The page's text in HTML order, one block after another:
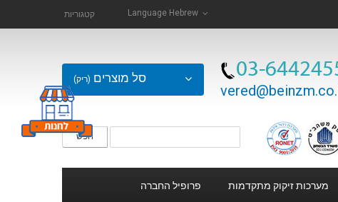
Language Hebrew קטגוריות
חפש
03-
מערכות זיקוק מתקדמות פרופיל החברה
סל מוצרים (ריק)